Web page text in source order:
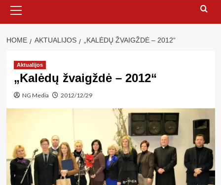
Menu
HOME AKTUALIJOS „KALĖDŲ ŽVAIGŽDĖ – 2012“
Aktualijos
„Kalėdų žvaigždė – 2012“
NG Media 2012/12/29